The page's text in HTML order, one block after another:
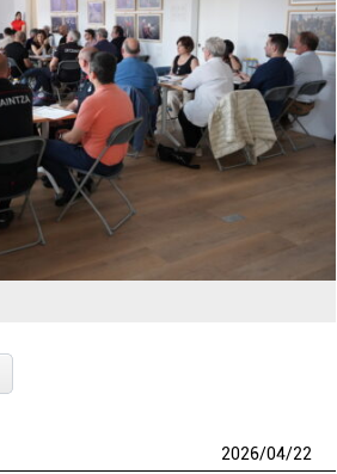
2026/04/22